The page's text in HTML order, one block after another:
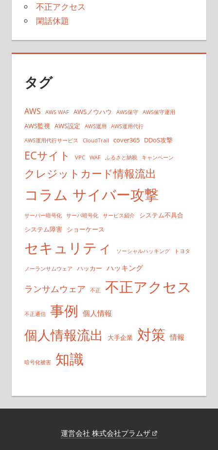
不正アクセス
閑話休題
タグ
AWS AWS WAF AWSノウハウ AWS保守 AWS保守運用
AWS監視 AWS設定 AWS運用 AWS運用代行
AWS運用代行サービス CloudTrail cover365 DDoS攻撃
ECサイト VPC WAF ふるさと納税 キャンペーン
クレジットカード情報流出
コラム サイバー攻撃
サーバー暗号化 サーバ暗号化 サービス紹介
システム不具合
システム障害 ショーケース
セキュリティ ソーシャルハッキング トヨタ
ノーランサムウェア ハッカー ハッキング
ランサムウェア 不正 不正アクセス
不正通信 事例 個人情報
個人情報流出 大手企業 対策 情報
暗号化被害 知識
運営会社 株式会社プラムザ